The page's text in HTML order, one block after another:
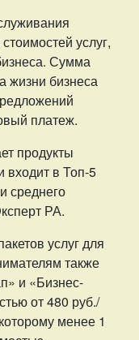
услуг,
Сумма
жизни бизнеса
платеж.
продукты
входит в Топ-5
среднего
РА.
услуг для
также
и «Бизнес-
от 480 руб./
менее 1